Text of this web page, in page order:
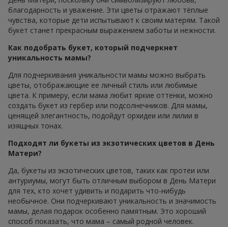
благодарность и уважение. Эти цветы отражают тёплые
чувства, которые дети испытывают к своим матерям. Такой
букет станет прекрасным выражением заботы и нежности.
Как подобрать букет, который подчеркнет
уникальность мамы?
Для подчеркивания уникальности мамы можно выбрать
цветы, отображающие ее личный стиль или любимые
цвета. К примеру, если мама любит яркие оттенки, можно
создать букет из гербер или подсолнечников. Для мамы,
ценящей элегантность, подойдут орхидеи или лилии в
изящных тонах.
Подходят ли букеты из экзотических цветов в День
Матери?
Да, букеты из экзотических цветов, таких как протеи или
антуриумы, могут быть отличным выбором в День Матери
для тех, кто хочет удивить и подарить что-нибудь
необычное. Они подчеркивают уникальность и значимость
мамы, делая подарок особенно памятным. Это хороший
способ показать, что мама – самый родной человек.